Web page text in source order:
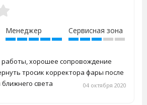
04 октября 2020
Менеджер Сервисная зона
работы, хорошее сопровождение
тросик корректора фары после
света